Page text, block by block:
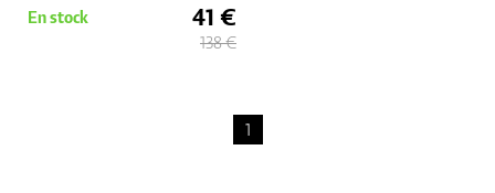
En stock 41 €
138 €
1